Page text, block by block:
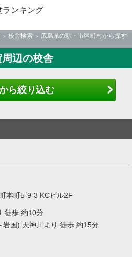
ランキング
校舎検索
広島県の駅・市区町村から探す
周辺の校舎
ら絞り込む
本町5-9-3 KCビル2F
徒歩 約10分
岩国) 天神川より 徒歩 約15分